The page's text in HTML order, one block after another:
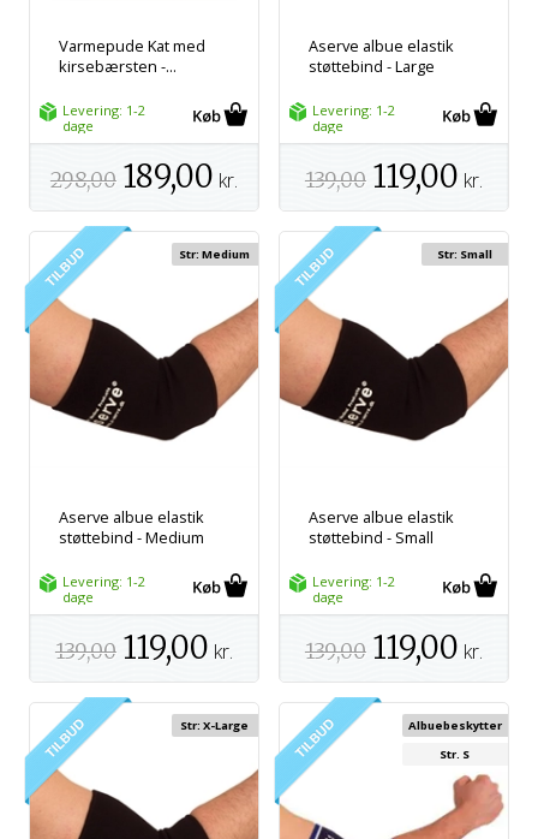
Varmepude Kat med
kirsebærsten -...
Levering: 1-2
dage
298,00 189,00 kr.
Aserve albue elastik
støttebind - Large
Levering: 1-2
dage
139,00 119,00 kr.
Aserve albue elastik
støttebind - Medium
Str: Medium
Levering: 1-2
dage
139,00 119,00 kr.
Aserve albue elastik
støttebind - Small
Str: Small
Levering: 1-2
dage
139,00 119,00 kr.
Str: X-Large
Albuebeskytter
Str. S